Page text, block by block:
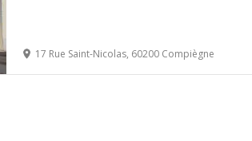
17 Rue Saint-Nicolas, 60200 Compiègne